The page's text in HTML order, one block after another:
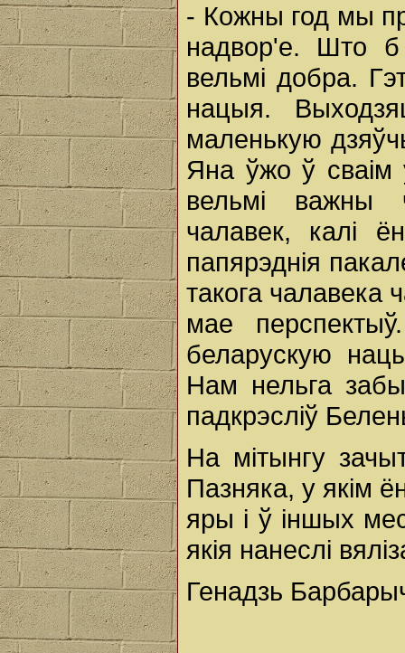
- Кожны год мы
надвор'е. Што
вельмі добра.
нацыя.
маленькую
Яна ўжо ў сваім
вельмі важны
чалавек, калі
папярэднія
такога чалавека
мае
беларускую
Нам нельга
падкрэсліў
На мітынгу
Пазняка, у якім
яры і ў іншых
якія нанеслі
Генадзь